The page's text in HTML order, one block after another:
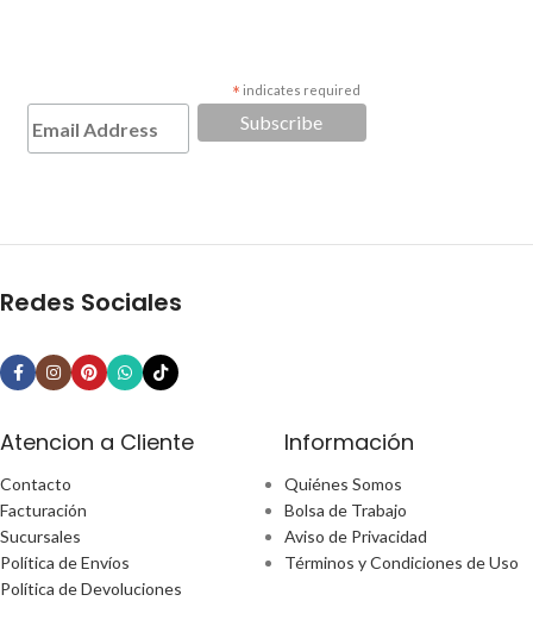
* indicates required
Redes Sociales
Atencion a Cliente
Contacto
Facturación
Sucursales
Política de Envíos
Política de Devoluciones
Información
Quiénes Somos
Bolsa de Trabajo
Aviso de Privacidad
Términos y Condiciones de Uso